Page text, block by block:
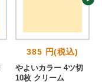
385 円(税込)
やよいカラー 4ツ切
10枚 クリーム